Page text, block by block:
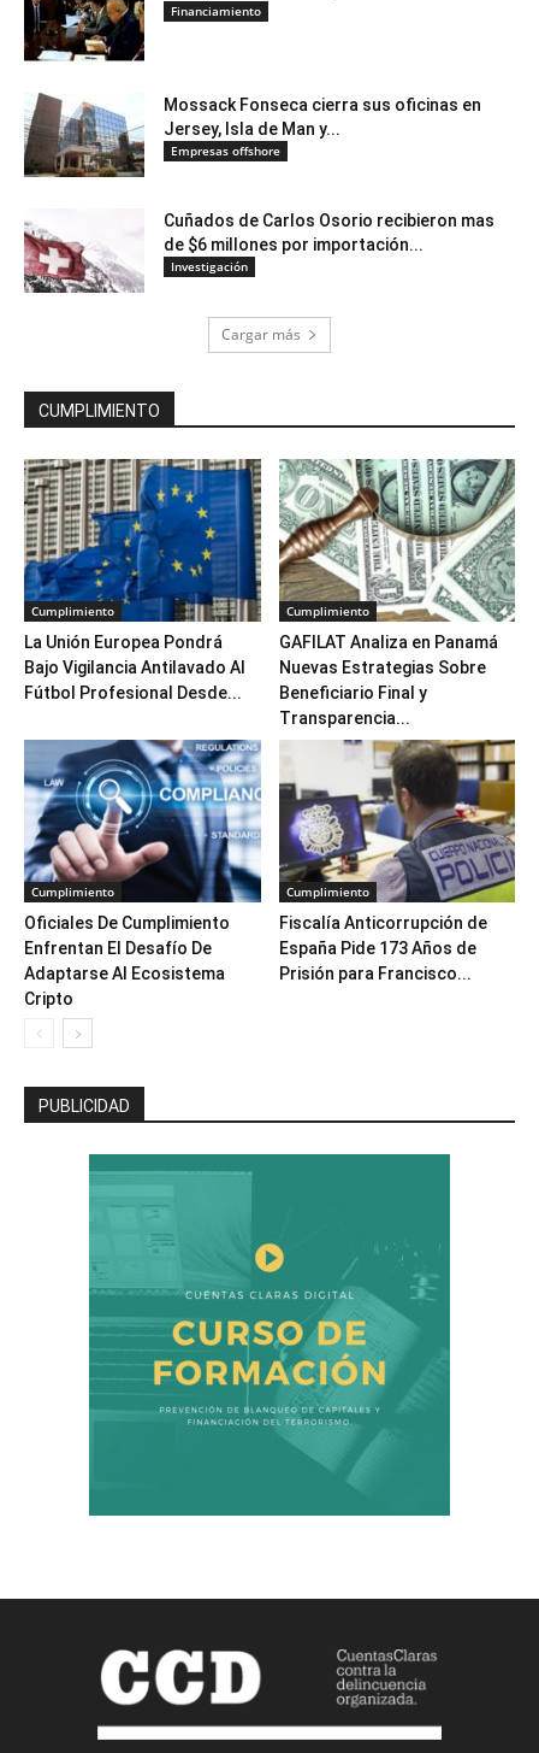
Financiamiento
Mossack Fonseca cierra sus oficinas en
Jersey, Isla de Man y...
Empresas offshore
Cuñados de Carlos Osorio recibieron mas
de $6 millones por importación...
Investigación
Cargar más
CUMPLIMIENTO
Cumplimiento
La Unión Europea Pondrá
Bajo Vigilancia Antilavado Al
Fútbol Profesional Desde...
Cumplimiento
GAFILAT Analiza en Panamá
Nuevas Estrategias Sobre
Beneficiario Final y
Transparencia...
Cumplimiento
Oficiales De Cumplimiento
Enfrentan El Desafío De
Adaptarse Al Ecosistema
Cripto
Cumplimiento
Fiscalía Anticorrupción de
España Pide 173 Años de
Prisión para Francisco...
PUBLICIDAD